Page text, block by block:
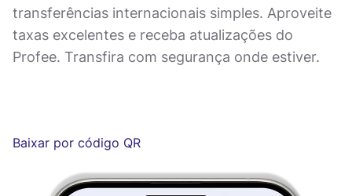
transferências internacionais simples. Aproveite
taxas excelentes e receba atualizações do
Profee. Transfira com segurança onde estiver.
Baixar por código QR